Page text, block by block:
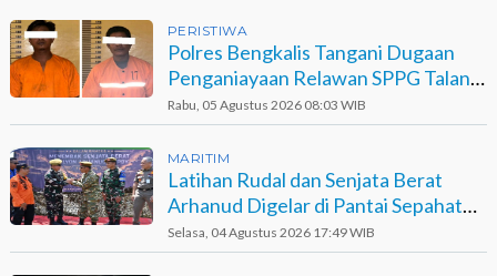
PERISTIWA
Polres Bengkalis Tangani Dugaan
Penganiayaan Relawan SPPG Talang
Muandau
Rabu, 05 Agustus 2026 08:03 WIB
MARITIM
Latihan Rudal dan Senjata Berat
Arhanud Digelar di Pantai Sepahat
Bengkalis
Selasa, 04 Agustus 2026 17:49 WIB